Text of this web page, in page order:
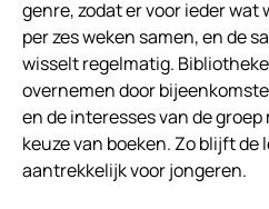
genre, zodat er voor ieder wat
per zes weken samen, en de
wisselt regelmatig.
overnemen door
en de interesses van de
keuze van boeken. Zo blijft
aantrekkelijk voor jongeren.